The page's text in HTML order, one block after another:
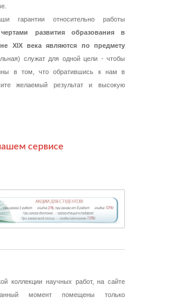
гарантии относительно работы
развития образования в
XIX века являются по предмету
служат для одной цели - чтобы
в том, что обратившись к нам в
желаемый результат и высокую
сервисе
коллекции научных работ, на сайте
момент помещены только